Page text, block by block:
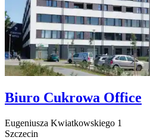
Biuro Cukrowa Office
Eugeniusza Kwiatkowskiego 1
Szczecin